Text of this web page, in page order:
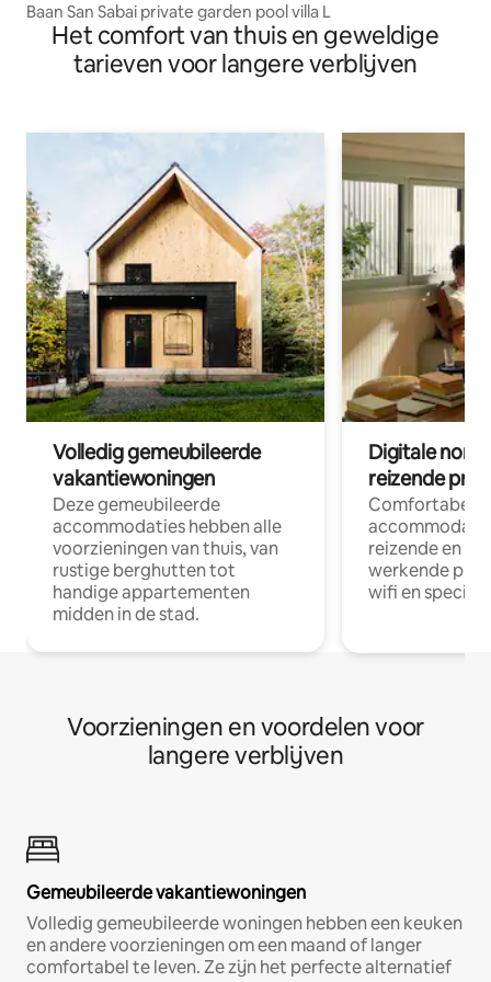
Baan San Sabai private garden pool villa L
Het comfort van thuis en geweldige
tarieven voor langere verblijven
Volledig gemeubileerde
vakantiewoningen
Deze gemeubileerde
accommodaties hebben alle
voorzieningen van thuis, van
rustige berghutten tot
handige appartementen
midden in de stad.
Digitale
reizende
Comfortabele
reizende en
werkende
wifi en
Voorzieningen en voordelen voor
langere verblijven
Gemeubileerde vakantiewoningen
Volledig gemeubileerde woningen hebben een keuken
en andere voorzieningen om een maand of langer
comfortabel te leven. Ze zijn het perfecte alternatief